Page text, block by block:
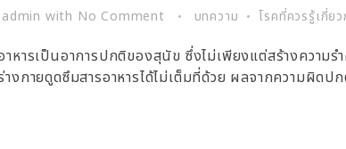
admin with No Comment บทความ โรคที่ควรรู้เกี่ย
หารเป็นอาการปกติของสุนัข ซึ่งไม่เพียงแต่สร้างความร
งกายดูดซึมสารอาหารได้ไม่เต็มที่ด้วย ผลจากความผิด